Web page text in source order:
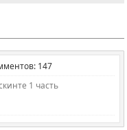
147
1 часть